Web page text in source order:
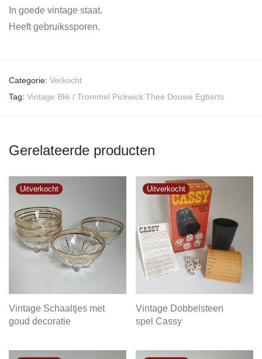
In goede vintage staat.
Heeft gebruikssporen.
Categorie: Verkocht
Tag: Vintage Blik / Trommel Pickwick Thee Douwe Egberts
Gerelateerde producten
Vintage Schaaltjes met
goud decoratie
Vintage Dobbelsteen
spel Cassy